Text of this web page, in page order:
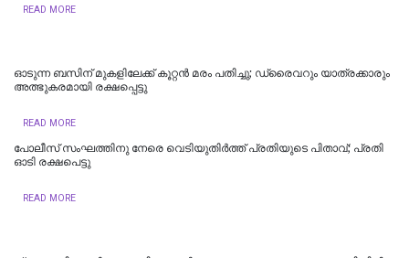
READ MORE
ഓടുന്ന ബസിന് മുകളിലേക്ക് കൂറ്റന്‍ മരം പതിച്ചു; ഡ്രൈവറും യാത്രക്കാരും
അത്ഭുകരമായി രക്ഷപ്പെട്ടു
READ MORE
പോലീസ് സംഘത്തിനു നേരെ വെടിയുതിര്‍ത്ത് പ്രതിയുടെ പിതാവ്; പ്രതി
ഓടി രക്ഷപെട്ടു
READ MORE